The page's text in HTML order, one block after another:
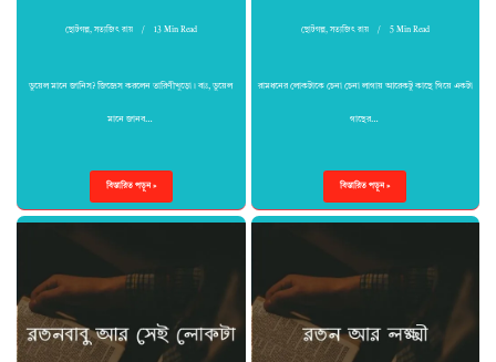
ছোটগল্প, সত্যজিৎ রায় 13 Min Read
ডুয়েল মানে জানিস? জিজ্ঞেস করলেন তারিণীখুড়ো। বাঃ, ডুয়েল
মানে জানব…
বিস্তারিত পড়ুন »
ছোটগল্প, সত্যজিৎ রায় 5 Min Read
রামধনের লোকটাকে চেনা চেনা লাগায় আরেকটু কাছে গিয়ে একটা
গাছের…
বিস্তারিত পড়ুন »